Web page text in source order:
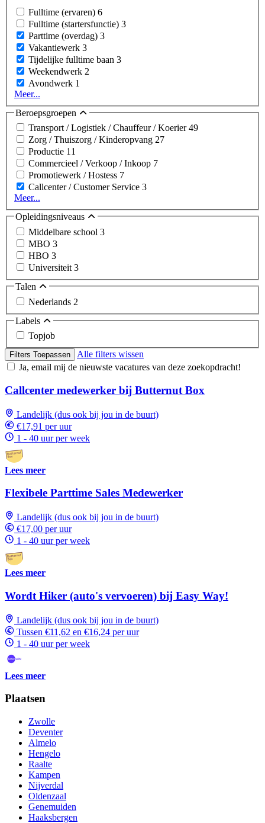
Fulltime (ervaren) 6
Fulltime (startersfunctie) 3
Parttime (overdag) 3
Vakantiewerk 3
Tijdelijke fulltime baan 3
Weekendwerk 2
Avondwerk 1
Meer...
Beroepsgroepen
Transport / Logistiek / Chauffeur / Koerier49
Zorg / Thuiszorg / Kinderopvang 27
Productie 11
Commercieel / Verkoop / Inkoop 7
Promotiewerk / Hostess 7
Callcenter / Customer Service 3
Meer...
Opleidingsniveaus
Middelbare school 3
MBO 3
HBO 3
Universiteit 3
Talen
Nederlands 2
Labels
Topjob
Filters Toepassen
Alle filters wissen
Ja, email mij de nieuwste vacatures van deze zoekopdracht!
Callcenter medewerker bij Butternut Box
Landelijk (dus ook bij jou in de buurt)
€17,91 per uur
1 - 40 uur per week
Lees meer
Flexibele Parttime Sales Medewerker
Landelijk (dus ook bij jou in de buurt)
€17,00 per uur
1 - 40 uur per week
Lees meer
Wordt Hiker (auto's vervoeren) bij Easy Way!
Landelijk (dus ook bij jou in de buurt)
Tussen €11,62 en €16,24 per uur
1 - 40 uur per week
Lees meer
Plaatsen
Zwolle
Deventer
Almelo
Hengelo
Raalte
Kampen
Nijverdal
Oldenzaal
Genemuiden
Haaksbergen